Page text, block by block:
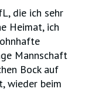
die ich sehr
Heimat, ich
Mannschaft
Bock auf
wieder beim